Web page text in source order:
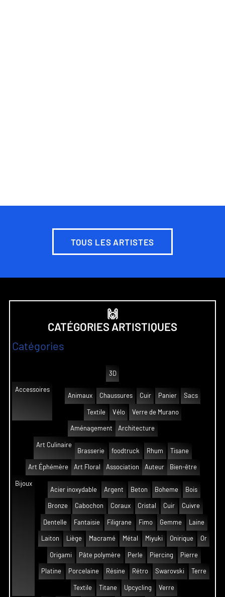
TOUS LES ARTISTES
🙌
CATÉGORIES ARTISTIQUES
Catégories
3D
Accessoires
Animaux
Chaussures Cuir Panier Sacs
Textile Vélo Verre de Murano
Aménagement Architecture
Art Culinaire
Brasserie
foodtruck Rhum Tisane
Art Éphémère Art Floral Association Auteur Bien-être
Bijoux
Acier inoxydable
Argent Beton Boheme Bois
Bronze Cabochon Coraux Cristal Cuir Cuivre
Dentelle Fantaisie Filigrane Fimo Gemme Laine
Laiton Liège Macramé Métal Miyuki Onirique Or
Origami Pâte polymère Perle Piercing Pierre
Platine Porcelaine Résine Rétro Swarovski Terre
Textile Titane Upcycling Verre